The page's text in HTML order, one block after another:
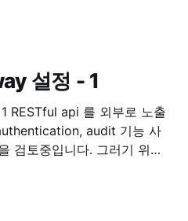
Management
설정 - 1
audit 기능 사
입니다. 그러기 위해